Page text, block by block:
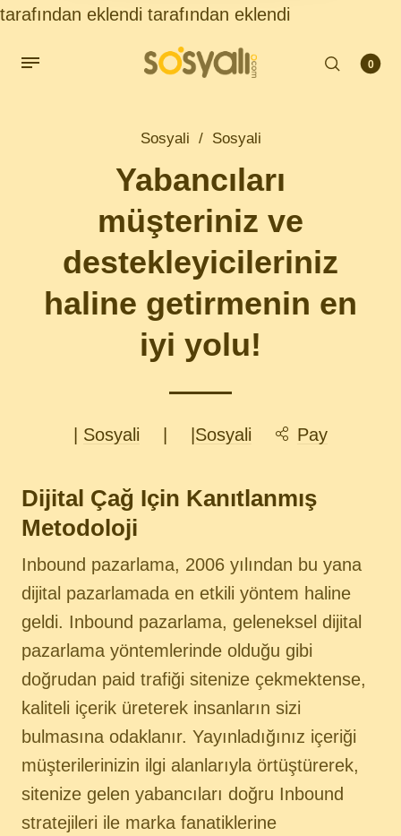
tarafından eklendi tarafından eklendi
0
Sosyali / Sosyali
Yabancıları
müşteriniz ve
destekleyicileriniz
haline getirmenin en
iyi yolu!
Sosyali Sosyali Pay
Dijital Çağ Için Kanıtlanmış
Metodoloji
Inbound pazarlama, 2006 yılından bu yana
dijital pazarlamada en etkili yöntem haline
geldi. Inbound pazarlama, geleneksel dijital
pazarlama yöntemlerinde olduğu gibi
doğrudan paid trafiği sitenize çekmektense,
kaliteli içerik üreterek insanların sizi
bulmasına odaklanır. Yayınladığınız içeriği
müşterilerinizin ilgi alanlarıyla örtüştürerek,
sitenize gelen yabancıları doğru Inbound
stratejileri ile marka fanatiklerine